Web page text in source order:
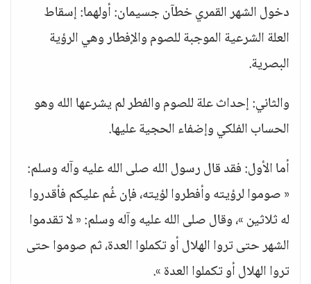
دخول الشهر القمري خطآن جسيمان: أولهما: إسقاط
العلة الشرعية الموجبة للصوم والإفطار وهي الرؤية
البصرية.
والثاني: إحداث علة للصوم والفطر لم يشرعها الله وهو
الحساب الفلكي وإضفاء الحجية عليها.
أما الأول: فقد قال رسول الله صلى الله عليه وآله وسلم:
« صوموا لرؤيته وأفطروا لؤيته، فإن غُم عليكم فأقدروا
له ثلاثين »، وقال صلى الله عليه وآله وسلم: « لا تقدموا
الشهر حتى تروا الهلال أو تكملوا العدة، ثم صوموا حتى
تروا الهلال أو تكملوا العدة ».